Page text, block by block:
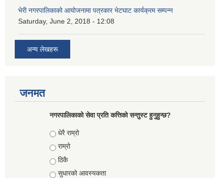
भेरी नगरपालिकाको आयोजनामा पत्रकार भेटघाट कार्यक्रम सम्पन्न
Saturday, June 2, 2018 - 12:08
अन्य लेखहरू
जनमत
नगरपालिकाको सेवा प्रति कत्तिको सन्तुस्ट हुनुहुन्छ?
Choices
धेरै राम्रो
राम्रो
ठिकै
सुधारको आवस्यकता